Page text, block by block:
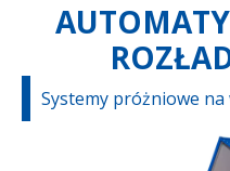
Systemy próżniowe na